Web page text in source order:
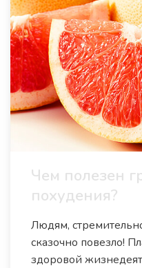
Чем полезен
похудения?
Людям,
сказочно повезло!
здоровой